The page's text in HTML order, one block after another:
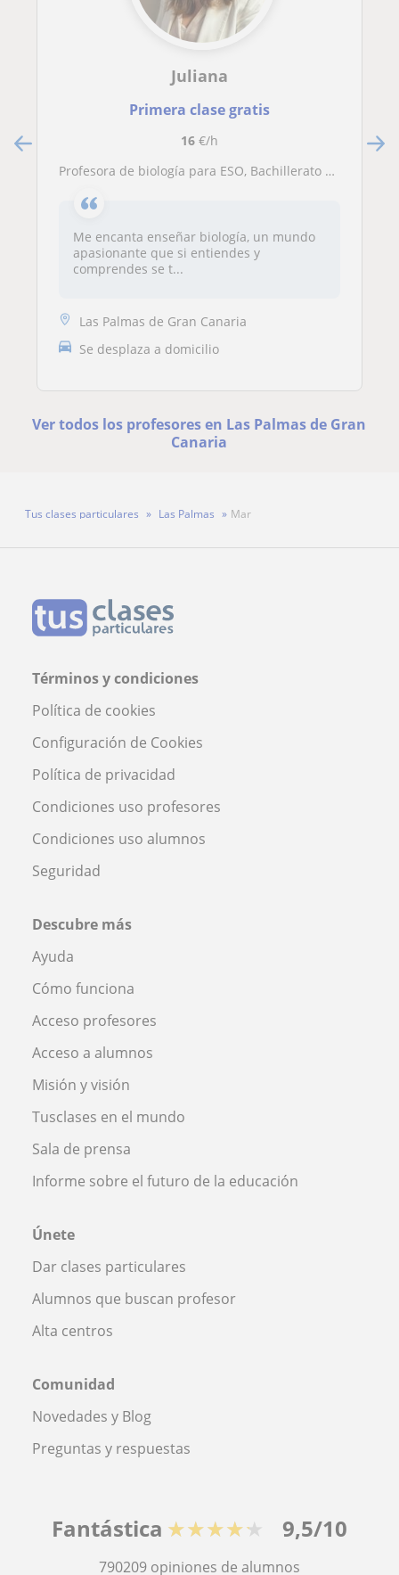
Juliana
Primera clase gratis
16€/h
profesora de biología para ESO, Bachillerato y FP
Me encanta enseñar biología, un mundo
apasionante que si entiendes y
comprendes se t...
Las Palmas de Gran Canaria
Se desplaza a domicilio
Ver todos los profesores en Las Palmas de Gran
Canaria
Tus clases particulares Las Palmas Mar
Términos y condiciones
Política de cookies
Configuración de Cookies
Política de privacidad
Condiciones uso profesores
Condiciones uso alumnos
Seguridad
Descubre más
Ayuda
Cómo funciona
Acceso profesores
Acceso a alumnos
Misión y visión
Tusclases en el mundo
Sala de prensa
Informe sobre el futuro de la educación
Únete
Dar clases particulares
Alumnos que buscan profesor
Alta centros
Comunidad
Novedades y Blog
Preguntas y respuestas
Fantástica ★★★★★ 9,5/10
790209 opiniones de alumnos